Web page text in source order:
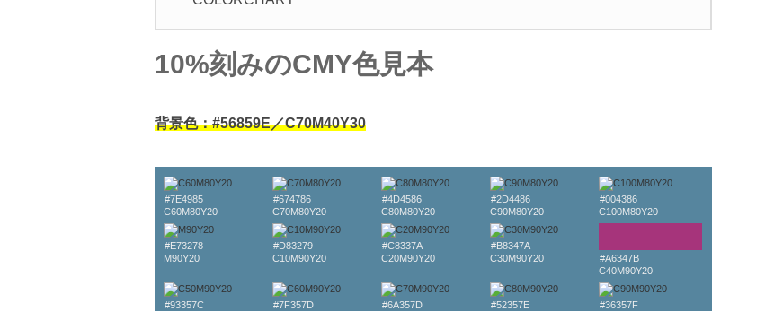
10%刻みのCMY色見本
背景色：#56859E／C70M40Y30
#7E4985
C60M80Y20
#674786
C70M80Y20
#4D4586
C80M80Y20
#2D4486
C90M80Y20
#004386
C100M80Y20
#E73278
M90Y20
#D83279
C10M90Y20
#C8337A
C20M90Y20
#B8347A
C30M90Y20
#A6347B
C40M90Y20
#93357C
#7F357D
#6A357D
#52357E
#36357F